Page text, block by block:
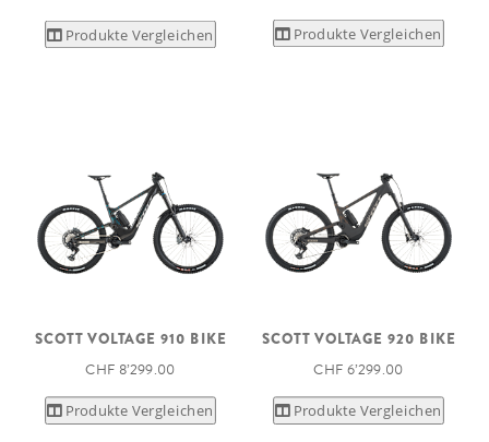
Produkte Vergleichen Produkte Vergleichen
SCOTT VOLTAGE 910 BIKE
CHF 8’299.00
Produkte Vergleichen
SCOTT VOLTAGE 920 BIKE
CHF 6’299.00
Produkte Vergleichen